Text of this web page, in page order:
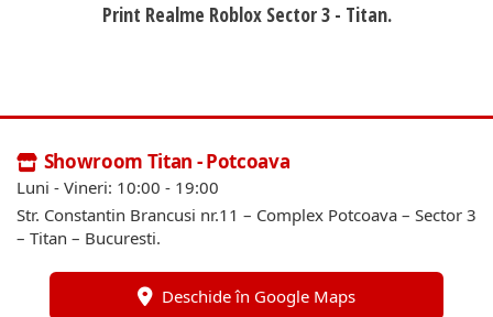
Print Realme Roblox Sector 3 - Titan.
Showroom Titan - Potcoava
Luni - Vineri: 10:00 - 19:00
Str. Constantin Brancusi nr.11 – Complex Potcoava – Sector 3
– Titan – Bucuresti.
Deschide în Google Maps